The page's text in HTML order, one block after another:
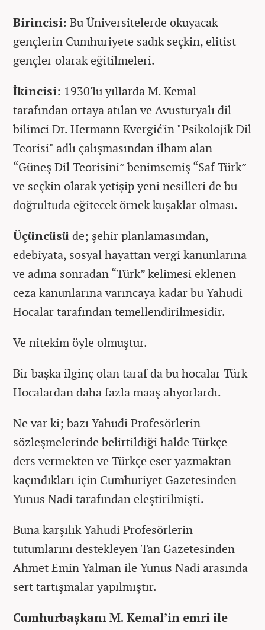
Birincisi: Bu Üniversitelerde okuyacak
gençlerin Cumhuriyete sadık seçkin, elitist
gençler olarak eğitilmeleri.
İkincisi: 1930'lu yıllarda M. Kemal
tarafından ortaya atılan ve Avusturyalı dil
bilimci Dr. Hermann Kvergić'in "Psikolojik Dil
Teorisi" adlı çalışmasından ilham alan
“Güneş Dil Teorisini” benimsemiş “Saf Türk”
ve seçkin olarak yetişip yeni nesilleri de bu
doğrultuda eğitecek örnek kuşaklar olması.
Üçüncüsüde; şehir planlamasından,
edebiyata, sosyal hayattan vergi kanunlarına
ve adına sonradan “Türk” kelimesi eklenen
ceza kanunlarına varıncaya kadar bu Yahudi
Hocalar tarafından temellendirilmesidir.
Ve nitekim öyle olmuştur.
Bir başka ilginç olan taraf da bu hocalar Türk
Hocalardan daha fazla maaş alıyorlardı.
Ne var ki; bazı Yahudi Profesörlerin
sözleşmelerinde belirtildiği halde Türkçe
ders vermekten ve Türkçe eser yazmaktan
kaçındıkları için Cumhuriyet Gazetesinden
Yunus Nadi tarafından eleştirilmişti.
Buna karşılık Yahudi Profesörlerin
tutumlarını destekleyen Tan Gazetesinden
Ahmet Emin Yalman ile Yunus Nadi arasında
sert tartışmalar yapılmıştır.
Cumhurbaşkanı M. Kemal’in emri ile